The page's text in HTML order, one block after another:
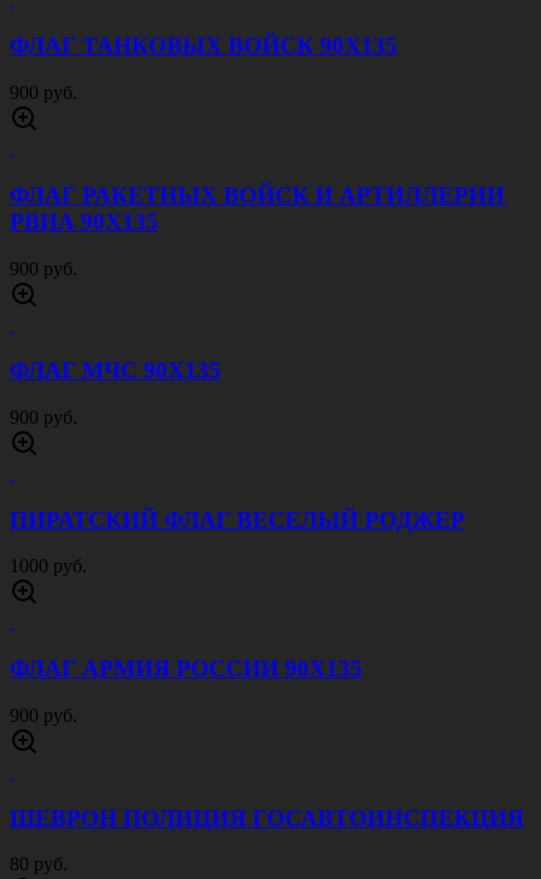
ФЛАГ ТАНКОВЫХ ВОЙСК 90Х135
900 руб.
ФЛАГ РАКЕТНЫХ ВОЙСК И АРТИЛЛЕРИИ
РВИА 90Х135
900 руб.
ФЛАГ МЧС 90Х135
900 руб.
ПИРАТСКИЙ ФЛАГ ВЕСЕЛЫЙ РОДЖЕР
1000 руб.
ФЛАГ АРМИЯ РОССИИ 90Х135
900 руб.
ШЕВРОН ПОЛИЦИЯ ГОСАВТОИНСПЕКЦИЯ
80 руб.